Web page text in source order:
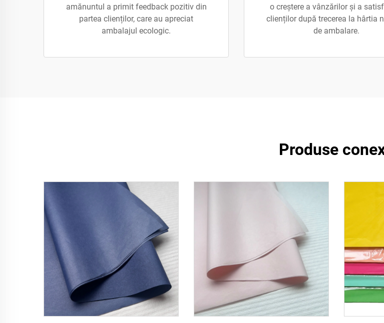
amănuntul a primit feedback pozitiv din
partea clienților, care au apreciat
ambalajul ecologic.
o creștere a vânzărilor și a
clienților după trecerea la hârtia
de ambalare.
Produse